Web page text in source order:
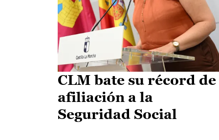
CLM bate su récord de
afiliación a la
Seguridad Social